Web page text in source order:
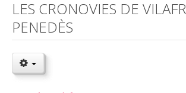
LES CRONOVIES DE
PENEDÈS